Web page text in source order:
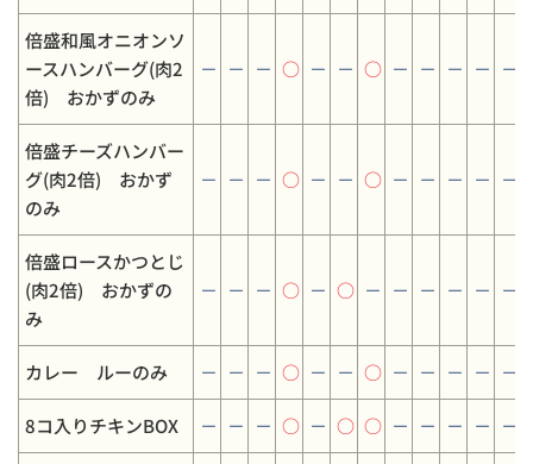
倍盛和風オニオンソ
ースハンバーグ(肉2
倍) おかずのみ
－ － － ○ － － ○ － － － － －
倍盛チーズハンバー
グ(肉2倍) おかず
のみ
－ － － ○ － － ○ － － － － －
倍盛ロースかつとじ
(肉2倍) おかずの
み
－ － － ○ － ○ － － － － － －
カレー ルーのみ － － － ○ － － ○ － － － － －
8コ入りチキンBOX － － － ○ － ○ ○ － － － － －